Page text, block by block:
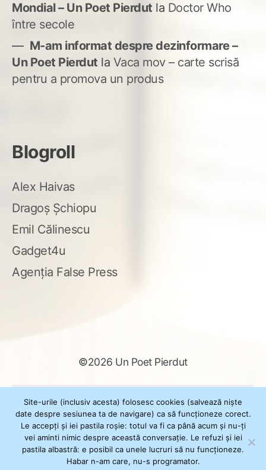
Mondial – Un Poet Pierdut la Doctor Who
între secole
M-am informat despre dezinformare –
Un Poet Pierdut la Vaca mov – carte scrisă
pentru a promova un produs
Blogroll
Alex Haivas
Dragoș Șchiopu
Emil Călinescu
Gadget4u
Agenția False Press
©2026 Un Poet Pierdut
după:
Powered byWordPress
ThemeXSimply by Il Jester
Site-urile (inclusiv acesta) folosesc cookies (salvează niște
date despre sesiunea ta de navigare) ca să funcționeze corect.
Le accepți și iei pastila roșie: totul va fi ca până acum și nu-ți
vei aminti nimic despre această conversație. Le refuzi și iei
pastila albastră: e posibil ca unele lucruri să nu funcționeze.
Habar n-am care, nu-s programator.